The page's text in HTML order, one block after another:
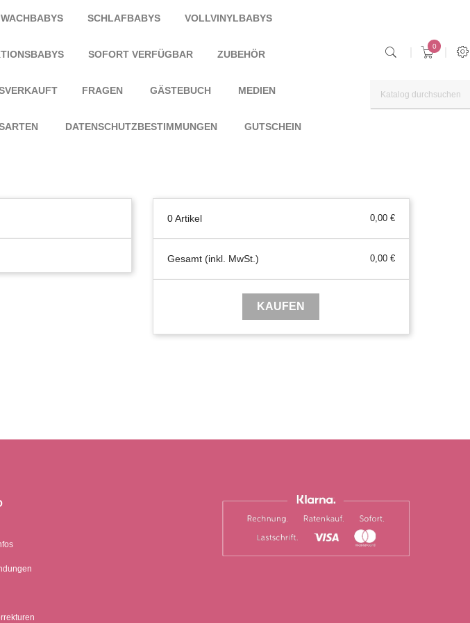
WACHBABYS SCHLAFBABYS VOLLVINYLBABYS
SOFORT VERFÜGBAR ZUBEHÖR
FRAGEN GÄSTEBUCH MEDIEN
DATENSCHUTZBESTIMMUNGEN GUTSCHEIN
0
0 Artikel 0,00 €
Gesamt (inkl. MwSt.) 0,00 €
KAUFEN